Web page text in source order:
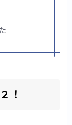
！